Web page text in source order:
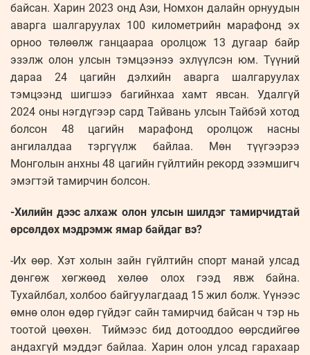
байсан. Харин 2023 онд Ази, Номхон далайн орнуудын
аварга шалгаруулах 100 километрийн марафонд эх
орноо төлөөлж ганцаараа оролцож 13 дугаар байр
эзэлж олон улсын тэмцээнээ эхлүүлсэн юм. Түүний
дараа 24 цагийн дэлхийн аварга шалгаруулах
тэмцээнд шигшээ багийнхаа хамт явсан. Удалгүй
2024 оны нэгдүгээр сард Тайвань улсын Тайбэй хотод
болсон 48 цагийн марафонд оролцож насны
ангилалдаа тэргүүлж байлаа. Мөн түүгээрээ
Монголын анхны 48 цагийн гүйлтийн рекорд эзэмшигч
эмэгтэй тамирчин болсон.
-Хилийн дээс алхаж олон улсын шилдэг тамирчидтай
өрсөлдөх мэдрэмж ямар байдаг вэ?
-Их өөр. Хэт холын зайн гүйлтийн спорт манай улсад
дөнгөж хөгжөөд хөлөө олох гээд явж байна.
Тухайлбал, холбоо байгуулагдаад 15 жил болж. Үүнээс
өмнө олон өдөр гүйдэг сайн тамирчид байсан ч тэр нь
тоотой цөөхөн. Тиймээс бид дотооддоо өөрсдийгөө
андахгүй мэддэг байлаа. Харин олон улсад гарахаар